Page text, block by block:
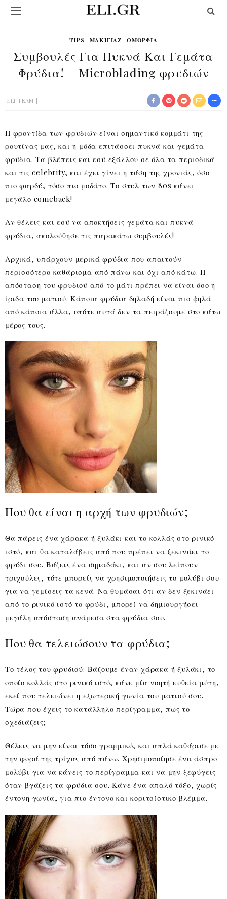
TIPS ΜΑΚΙΓΙΆΖ ΟΜΟΡΦΙΆ
Συμβουλές Για Πυκνά Και Γεμάτα
Φρύδια! + Microblading φρυδιών
ELI TEAM
Η φροντίδα των φρυδιών είναι σημαντικό κομμάτι της
ρουτίνας μας, και η μόδα επιτάσσει πυκνά και γεμάτα
φρύδια. Τα βλέπεις και εσύ εξάλλου σε όλα τα περιοδικά
και τις celebrity, και έχει γίνει η τάση της χρονιάς, όσο
πιο φαρδύ, τόσο πιο μοδάτο. Το στυλ των 80s κάνει
μεγάλο comeback!
Αν θέλεις και εσύ να αποκτήσεις γεμάτα και πυκνά
φρύδια, ακολούθησε τις παρακάτω συμβουλές!
Αρχικά, υπάρχουν μερικά φρύδια που απαιτούν
περισσότερο καθάρισμα από πάνω και όχι από κάτω. Η
απόσταση του φρυδιού από το μάτι πρέπει να είναι όσο η
ίριδα του ματιού. Κάποια φρύδια δηλαδή είναι πιο ψηλά
από κάποια άλλα, οπότε αυτά δεν τα πειράζουμε στο κάτω
μέρος τους.
Που θα είναι η αρχή των φρυδιών;
Θα πάρεις ένα χάρακα ή ξυλάκι και το κολλάς στο ρινικό
ιστό, και θα καταλάβεις από που πρέπει να ξεκινάει το
φρύδι σου. Βάζεις ένα σημαδάκι, και αν σου λείπουν
τριχούλες, τότε μπορείς να χρησιμοποιήσεις το μολύβι σου
για να γεμίσεις τα κενά. Να θυμάσαι ότι αν δεν ξεκινάει
από το ρινικό ιστό το φρύδι, μπορεί να δημιουργήσει
μεγάλη απόσταση ανάμεσα στα φρύδια σου.
Που θα τελειώσουν τα φρύδια;
Το τέλος του φρυδιού: Βάζουμε έναν χάρακα ή ξυλάκι, το
οποίο κολλάς στο ρινικό ιστό, κάνε μία νοητή ευθεία μύτη,
εκεί που τελειώνει η εξωτερική γωνία του ματιού σου.
Τώρα που έχεις το κατάλληλο περίγραμμα, πως το
σχεδιάζεις;
Θέλεις να μην είναι τόσο γραμμικό, και απλά καθάρισε με
την φορά της τρίχας από πάνω. Χρησιμοποίησε ένα άσπρο
μολύβι για να κάνεις το περίγραμμα και να μην ξεφύγεις
όταν βγάζεις τα φρύδια σου. Κάνε ένα απαλό τόξο, χωρίς
έντονη γωνία, για πιο έντονο και κοριτσίστικο βλέμμα.